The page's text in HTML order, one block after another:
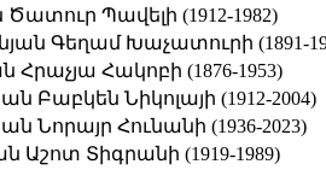
Պավելի (1912-1982)
Գեղամ Խաչատուրի (1891-
Հրաչյա Հակոբի (1876-1953)
Բաբկեն Նիկոլայի (1912-2004)
Նորայր Հունանի (1936-2023)
Աշոտ Տիգրանի (1919-1989)